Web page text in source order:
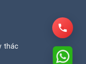
thác